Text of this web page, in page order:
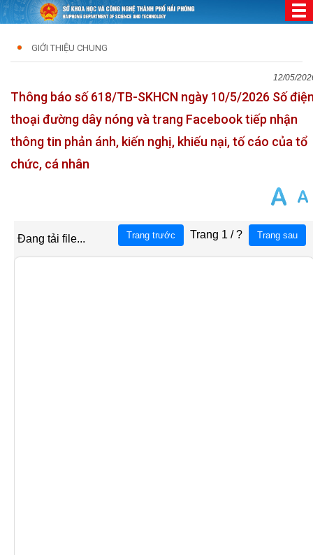
GIỚI THIỆU CHUNG
12/05/
Thông báo số 618/TB-SKHCN ngày 10/5/2026 Số
thoại đường dây nóng và trang Facebook tiếp nhận
thông tin phản ánh, kiến nghị, khiếu nại, tố cáo của tổ
chức, cá nhân